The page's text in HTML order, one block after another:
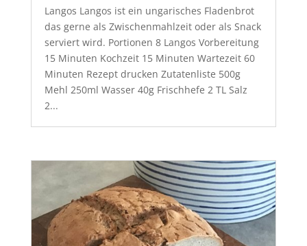
Langos Langos ist ein ungarisches Fladenbrot
das gerne als Zwischenmahlzeit oder als Snack
serviert wird. Portionen 8 Langos Vorbereitung
15 Minuten Kochzeit 15 Minuten Wartezeit 60
Minuten Rezept drucken Zutatenliste 500g
Mehl 250ml Wasser 40g Frischhefe 2 TL Salz
2...